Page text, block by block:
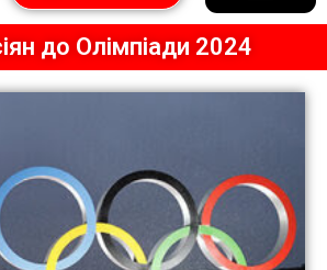
до Олімпіади 2024